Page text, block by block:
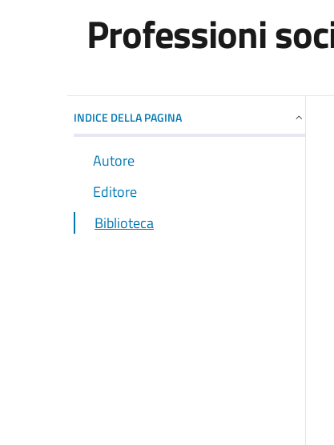
Professioni
INDICE DELLA PAGINA
Autore
Editore
Biblioteca